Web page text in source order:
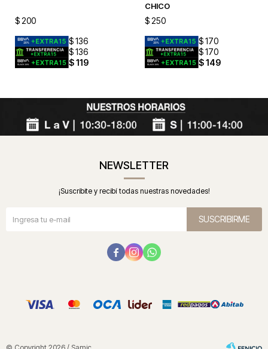
$ 200
$136
$136
$119
CHICO
$ 250
$ 170
$ 170
$ 149
NEWSLETTER
¡Suscribite y recibí todas nuestras novedades!
SUSCRIBIRME
  
© Copyright 2026 / Samic